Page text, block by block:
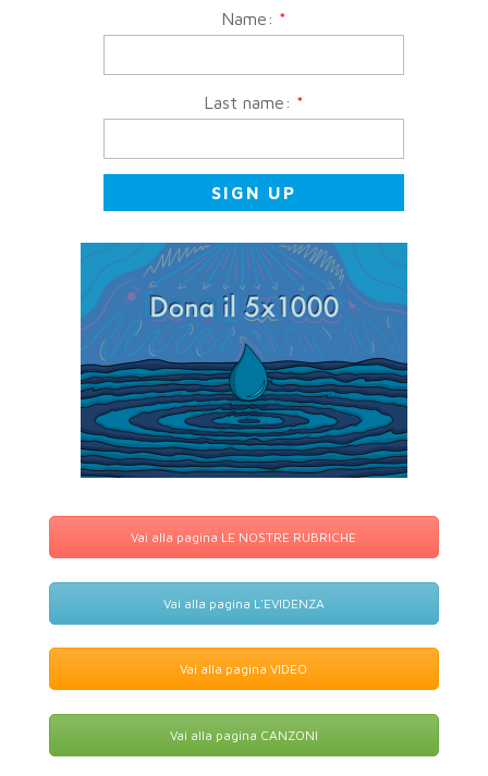
Name: *
Last name: *
Vai alla pagina LE NOSTRE RUBRICHE
Vai alla pagina L'EVIDENZA
Vai alla pagina VIDEO
Vai alla pagina CANZONI